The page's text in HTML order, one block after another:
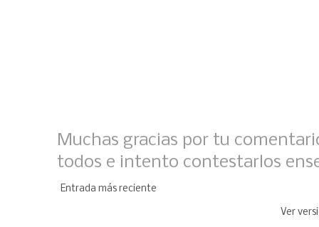
Muchas gracias por tu
todos e intento contestarlos
Entrada más reciente
Ver